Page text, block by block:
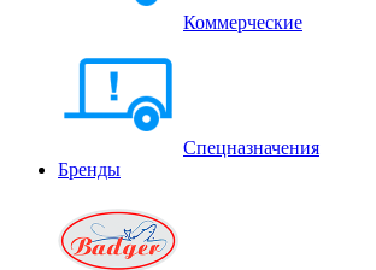
Коммерческие
Спецназначения
Бренды